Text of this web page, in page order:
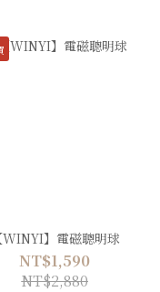
WINYI】電磁聰明球
NT$1,590
NT$2,880